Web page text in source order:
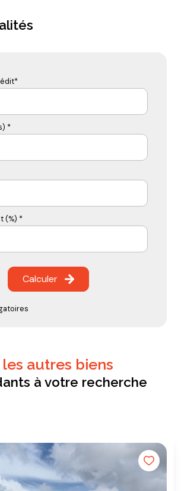
*
(%) *
Calculer
les autres biens
à votre recherche